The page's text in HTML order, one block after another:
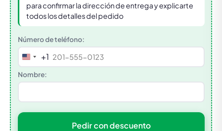
para confirmar la dirección de entrega y explicarte
todos los detalles del pedido
Número de teléfono:
United
States
+1
+1
Nombre:
Pedir con descuento